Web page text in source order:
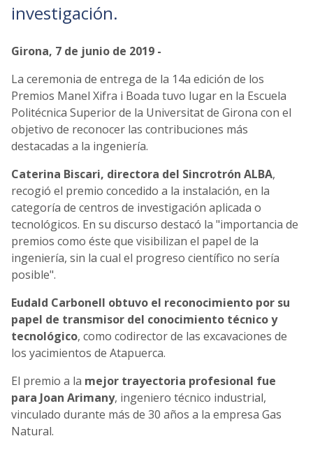
investigación.
Girona, 7 de junio de 2019 -
La ceremonia de entrega de la 14a edición de los
Premios Manel Xifra i Boada tuvo lugar en la Escuela
Politécnica Superior de la Universitat de Girona con el
objetivo de reconocer las contribuciones más
destacadas a la ingeniería.
Caterina Biscari, directora del Sincrotrón ALBA,
recogió el premio concedido a la instalación, en la
categoría de centros de investigación aplicada o
tecnológicos. En su discurso destacó la "importancia de
premios como éste que visibilizan el papel de la
ingeniería, sin la cual el progreso científico no sería
posible".
Eudald Carbonell obtuvo el reconocimiento por su
papel de transmisor del conocimiento técnico y
tecnológico, como codirector de las excavaciones de
los yacimientos de Atapuerca.
El premio a la mejor trayectoria profesional fue
para Joan Arimany, ingeniero técnico industrial,
vinculado durante más de 30 años a la empresa Gas
Natural.